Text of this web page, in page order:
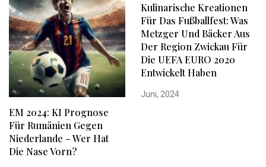
EM 2024: KI Prognose
Für Rumänien Gegen
Niederlande – Wer Hat
Die Nase Vorn?
Kulinarische Kreationen
Für Das Fußballfest: Was
Metzger Und Bäcker Aus
Der Region Zwickau Für
Die UEFA EURO 2020
Entwickelt Haben
Juni, 2024